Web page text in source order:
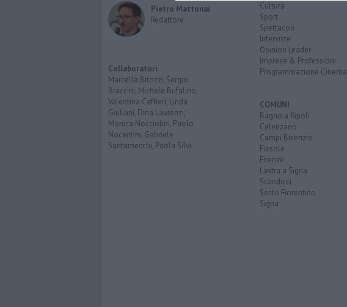
Pietro Mattonai
Redattore
Collaboratori
Marcella Bitozzi, Sergio
Braccini, Michele Bufalino,
Valentina Caffieri, Linda
Giuliani, Dina Laurenzi,
Monica Nocciolini, Paolo
Nocentini, Gabriele
Santarnecchi, Paola Silvi.
Cultura
Sport
Spettacoli
Interviste
Opinion Leader
Imprese & Professioni
Programmazione Cinema
COMUNI
Bagno a Ripoli
Calenzano
Campi Bisenzio
Fiesole
Firenze
Lastra a Signa
Scandicci
Sesto Fiorentino
Signa